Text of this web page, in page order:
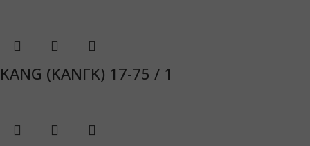
KANG (ΚΑΝΓΚ) 17-75 / 1